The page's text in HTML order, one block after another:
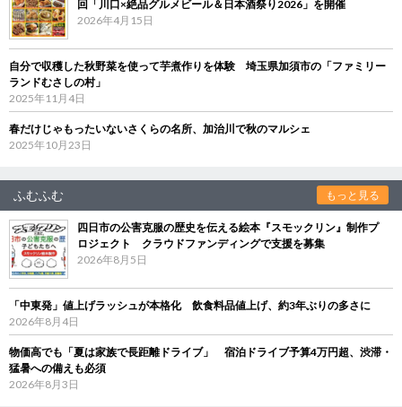
回「川口×絶品グルメビール＆日本酒祭り2026」を開催
2026年4月15日
自分で収穫した秋野菜を使って芋煮作りを体験 埼玉県加須市の「ファミリー
ランドむさしの村」
2025年11月4日
春だけじゃもったいないさくらの名所、加治川で秋のマルシェ
2025年10月23日
ふむふむ もっと見る
四日市の公害克服の歴史を伝える絵本『スモックリン』制作プ
ロジェクト クラウドファンディングで支援を募集
2026年8月5日
「中東発」値上げラッシュが本格化 飲食料品値上げ、約3年ぶりの多さに
2026年8月4日
物価高でも「夏は家族で長距離ドライブ」 宿泊ドライブ予算4万円超、渋滞・
猛暑への備えも必須
2026年8月3日